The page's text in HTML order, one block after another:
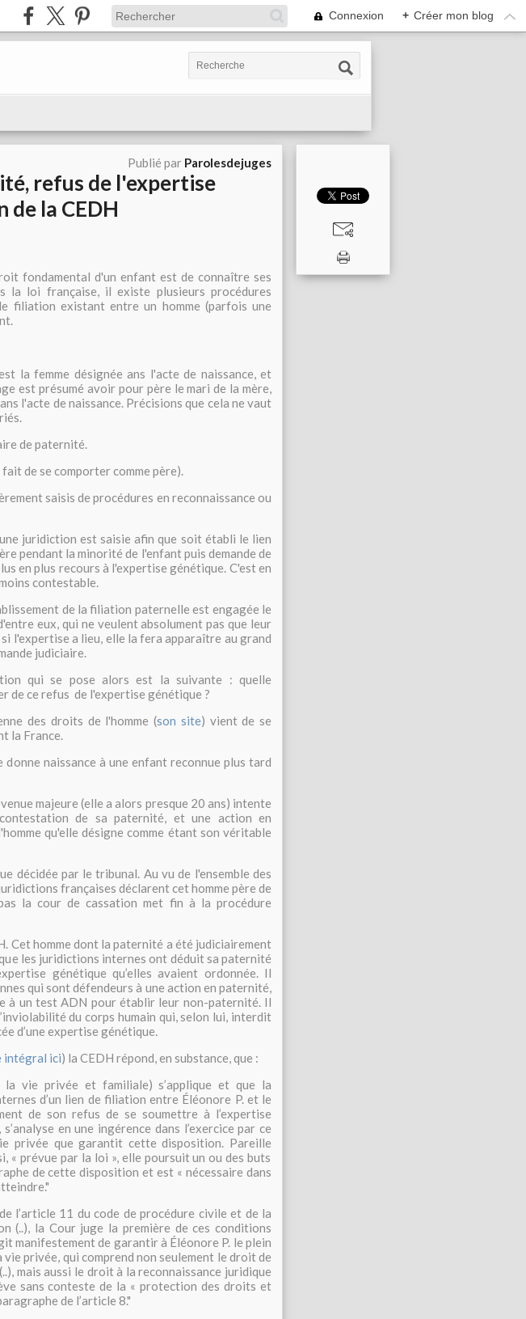
Connexion + Créer mon blog
Publié par Parolesdejuges
refus de l'expertise
de la CEDH
fondamental d'un enfant est de connaître ses
la loi française, il existe plusieurs procédures
filiation existant entre un homme (parfois une
la femme désignée ans l'acte de naissance, et
est présumé avoir pour père le mari de la mère,
l'acte de naissance. Précisions que cela ne vaut
de paternité.
de se comporter comme père).
saisis de procédures en reconnaissance ou
juridiction est saisie afin que soit établi le lien
pendant la minorité de l'enfant puis demande de
en plus recours à l'expertise génétique. C'est en
contestable.
de la filiation paternelle est engagée le
eux, qui ne veulent absolument pas que leur
l'expertise a lieu, elle la fera apparaître au grand
judiciaire.
qui se pose alors est la suivante : quelle
de ce refus de l'expertise génétique ?
des droits de l'homme (son site) vient de se
la France.
donne naissance à une enfant reconnue plus tard
majeure (elle a alors presque 20 ans) intente
de sa paternité, et une action en
qu'elle désigne comme étant son véritable
décidée par le tribunal. Au vu de l'ensemble des
françaises déclarent cet homme père de
la cour de cassation met fin à la procédure
Cet homme dont la paternité a été judiciairement
les juridictions internes ont déduit sa paternité
génétique qu’elles avaient ordonnée. Il
qui sont défendeurs à une action en paternité,
à un test ADN pour établir leur non-paternité. Il
du corps humain qui, selon lui, interdit
d’une expertise génétique.
intégral ici) la CEDH répond, en substance, que :
vie privée et familiale) s’applique et que la
d’un lien de filiation entre Éléonore P. et le
de son refus de se soumettre à l’expertise
en une ingérence dans l’exercice par ce
privée que garantit cette disposition. Pareille
« prévue par la loi », elle poursuit un ou des buts
de cette disposition et est « nécessaire dans
"
l’article 11 du code de procédure civile et de la
(..), la Cour juge la première de ces conditions
manifestement de garantir à Éléonore P. le plein
privée, qui comprend non seulement le droit de
), mais aussi le droit à la reconnaissance juridique
sans conteste de la « protection des droits et
de l’article 8."